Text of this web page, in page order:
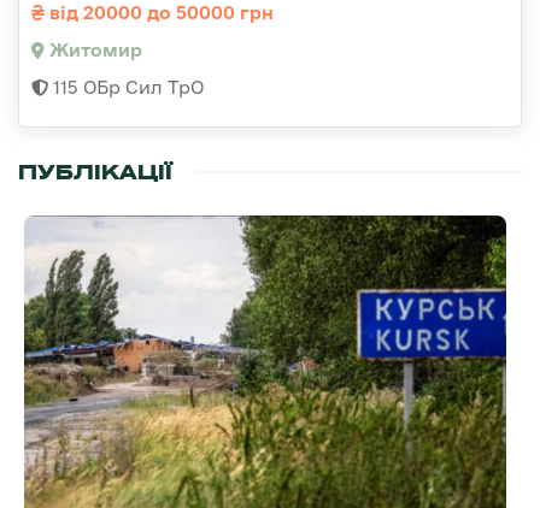
від 20000 до 50000 грн
Житомир
115 ОБр Сил ТрО
ПУБЛІКАЦІЇ